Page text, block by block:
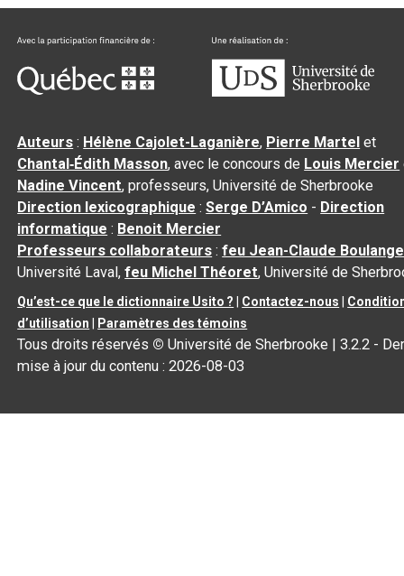
Auteurs : Hélène Cajolet-Laganière, Pierre Martel et
Chantal‑Édith Masson, avec le concours de Louis Mercier
Nadine Vincent, professeurs, Université de Sherbrooke
Direction lexicographique :Serge D’Amico - Direction
informatique : Benoit Mercier
Professeurs collaborateurs :feu Jean-Claude
Université Laval,feu Michel Théoret, Université de
Qu’est-ce que le dictionnaire Usito ? Contactez-nous
d’utilisation
Paramètres des témoins
Tous droits réservés © Université de Sherbrooke |3.2.2 -
mise à jour du contenu :2026-08-03